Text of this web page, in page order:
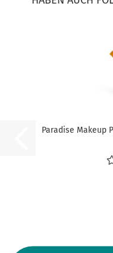
Paradise Makeup